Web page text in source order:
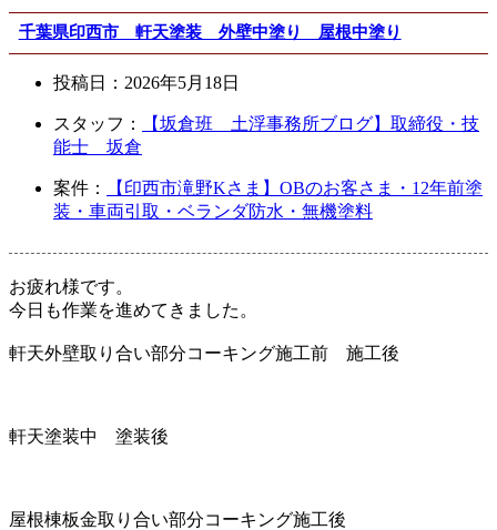
千葉県印西市 軒天塗装 外壁中塗り 屋根中塗り
投稿日： 2026年5月18日
スタッフ：
【坂倉班 土浮事務所ブログ】取締役・技
能士 坂倉
案件：
【印西市滝野Kさま】OBのお客さま・12年前塗
装・車両引取・ベランダ防水・無機塗料
お疲れ様です。
今日も作業を進めてきました。
軒天外壁取り合い部分コーキング施工前 施工後
軒天塗装中 塗装後
屋根棟板金取り合い部分コーキング施工後